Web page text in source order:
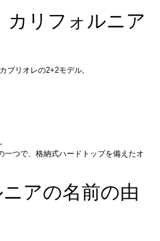
カリフォルニア
ブリオレの2+2モデル,
つで、格納式ハードトップを備えたオ
アの名前の由